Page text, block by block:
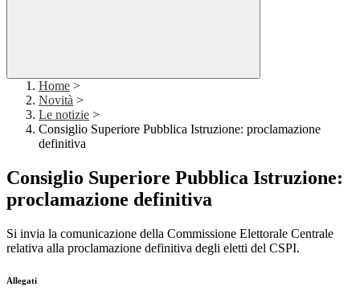
Home >
Novità >
Le notizie >
Consiglio Superiore Pubblica Istruzione: proclamazione
definitiva
Consiglio Superiore Pubblica Istruzione:
proclamazione definitiva
Si invia la comunicazione della Commissione Elettorale Centrale
relativa alla proclamazione definitiva degli eletti del CSPI.
Allegati